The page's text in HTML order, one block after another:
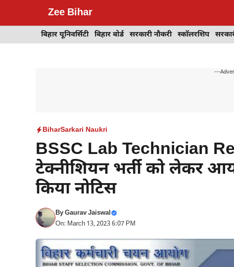
Zee Bihar
बिहार यूनिवर्सिटी बिहार बोर्ड सरकारी नौकरी स्कॉलरशिप
---
BiharSarkari Naukri
BSSC Lab Technician
टेक्नीशियन भर्ती को लेकर
किया नोटिस
ByGaurav Jaiswal
On: March 13, 2023 6:07 PM